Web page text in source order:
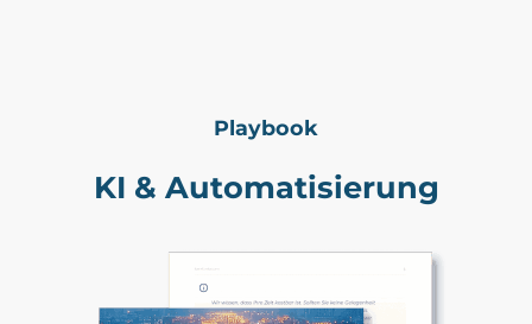
Playbook
KI & Automatisierung